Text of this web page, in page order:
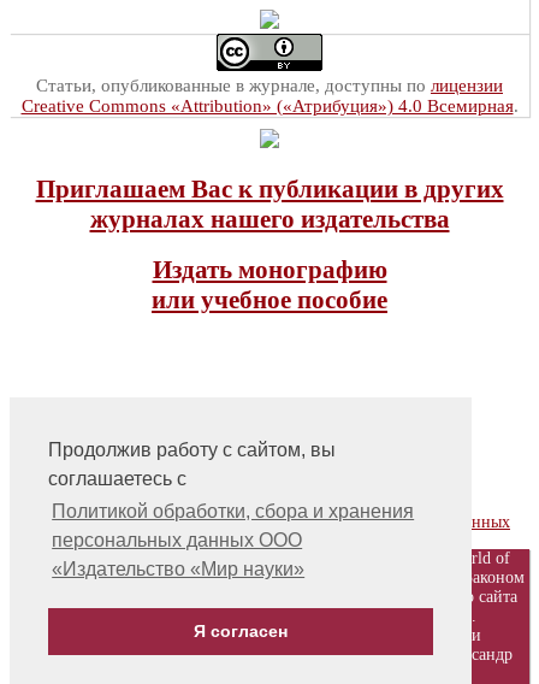
Продолжив работу с сайтом, вы
соглашаетесь с
Политикой обработки, сбора и хранения
персональных данных ООО
«Издательство «Мир науки»
Я согласен
Статьи, опубликованные в журнале, доступны по лицензии
Creative Commons «Attribution» («Атрибуция») 4.0 Всемирная.
Приглашаем Вас к публикации в других
журналах нашего издательства
Издать монографию
или учебное пособие
На главную
Контакты, учредитель, редакция
Политика обработки, сбора и хранения персональных данных
© ООО «Издательство «Мир науки» \ «Publishing company «World of
science», LLC Материалы, размещенные на сайте, охраняются Законом
о защите авторских прав. Публикация любых материалов этого сайта
Авторские права на размещенные на сайте научные публикации
принадлежат их авторам. Разработка и поддержка сайта - Александр